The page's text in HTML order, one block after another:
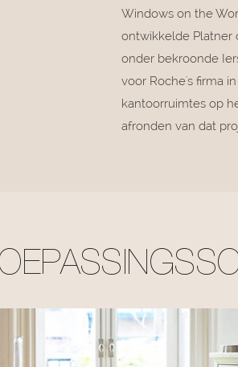
Windows on the
ontwikkelde Platner
onder bekroonde
voor Roche's firma
kantoorruimtes op
afronden van dat